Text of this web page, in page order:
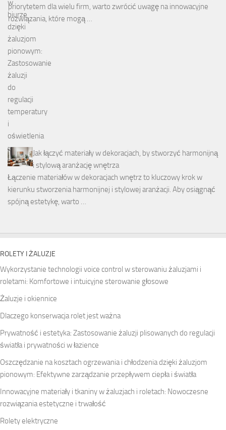
priorytetem dla wielu firm, warto zwrócić uwagę na innowacyjne
rozwiązania, które mogą …
Jak łączyć materiały w dekoracjach, by stworzyć harmonijną
i stylową aranżację wnętrza
Łączenie materiałów w dekoracjach wnętrz to kluczowy krok w
kierunku stworzenia harmonijnej i stylowej aranżacji. Aby osiągnąć
spójną estetykę, warto …
ROLETY I ŻALUZJE
Wykorzystanie technologii voice control w sterowaniu żaluzjami i
roletami: Komfortowe i intuicyjne sterowanie głosowe
Żaluzje i okiennice
Dlaczego konserwacja rolet jest ważna
Prywatność i estetyka: Zastosowanie żaluzji plisowanych do regulacji
światła i prywatności w łazience
Oszczędzanie na kosztach ogrzewania i chłodzenia dzięki żaluzjom
pionowym: Efektywne zarządzanie przepływem ciepła i światła
Innowacyjne materiały i tkaniny w żaluzjach i roletach: Nowoczesne
rozwiązania estetyczne i trwałość
Rolety elektryczne